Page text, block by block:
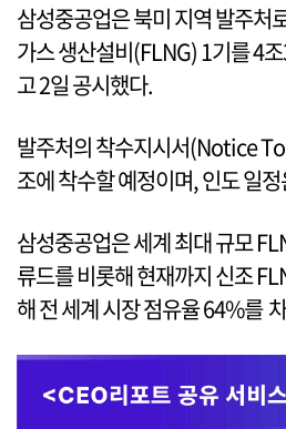
삼성중공업은 북미 지역 발주처
가스 생산설비(FLNG) 1기를 4
고 2일 공시했다.
발주처의 착수지시서(Notice
조에 착수할 예정이며, 인도 일
삼성중공업은 세계 최대 규모
류드를 비롯해 현재까지 신조
해 전 세계 시장 점유율 64%를